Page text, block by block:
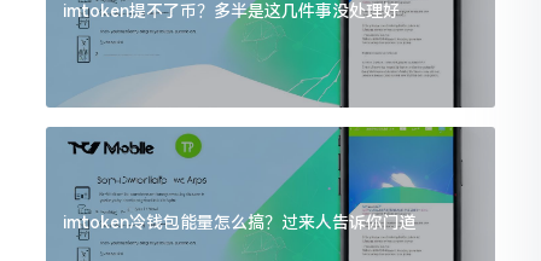
imtoken提不了币？多半是这几件事没处理好
imtoken冷钱包能量怎么搞？过来人告诉你门道